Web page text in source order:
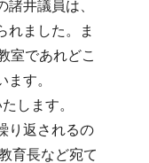
井議員は、
れました。ま
室であれどこ
す。
します。
り返されるの
育長など宛て